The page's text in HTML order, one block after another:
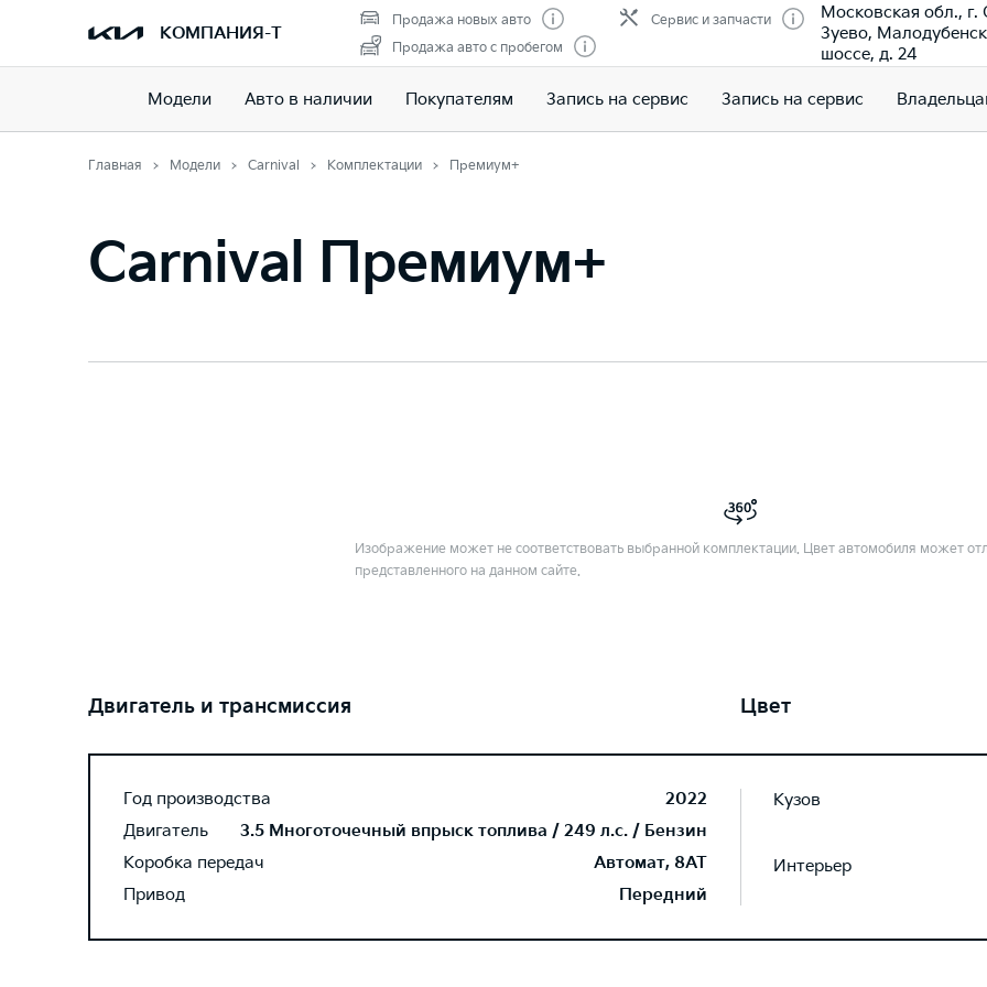
КОМПАНИЯ-Т
Продажа новых авто
Продажа авто с пробегом
Сервис и запчасти
Московская обл., г.
Зуево,
шоссе, д. 24
Модели Авто в наличии Покупателям Запись на сервис Запись на сервис
Главная Модели Carnival Комплектации Премиум+
Carnival Премиум+
Изображение может не соответствовать выбранной комплектации. Цвет автомобиля может
представленного на данном сайте.
Двигатель и трансмиссия
Год производства
2022
Двигатель
3.5 Многоточечный впрыск топлива / 249 л.с. / Бензин
Коробка передач
Автомат, 8AT
Привод
Передний
Цвет
Кузов
Интерьер